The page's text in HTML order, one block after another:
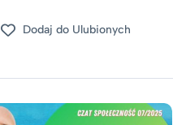
Dodaj do Ulubionych